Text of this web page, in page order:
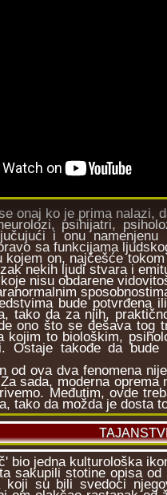
onaj ko je prima nalazi,
psihijatri,
i onu
sa funkcijama
on, najčešće
nekih ljudi stvara i
nisu obdarene
bude potvrđena
tako da za njih,
ono što se dešava
kojim to biološkim,
takođe da bude
ova dva fenomena
sada, moderna
Međutim, ovde
tako da možda je dosta
jedna kulturološka
sakupili stotine opisa
koji su bili svedoci